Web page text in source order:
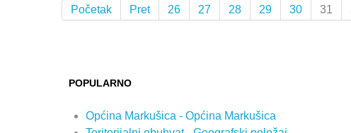
Početak Pret 26 27 28 29 30 31
POPULARNO
Općina Markušica - Općina Markušica